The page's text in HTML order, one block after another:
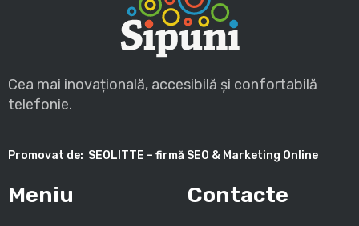
Cea mai inovațională, accesibilă și confortabilă
telefonie.
Promovat de: SEOLITTE – firmă SEO & Marketing Online
Meniu Contacte